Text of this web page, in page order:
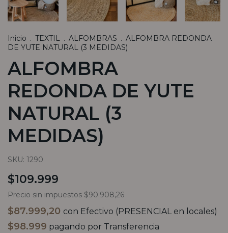
Inicio . TEXTIL . ALFOMBRAS . ALFOMBRA REDONDA
DE YUTE NATURAL (3 MEDIDAS)
ALFOMBRA
REDONDA DE YUTE
NATURAL (3
MEDIDAS)
SKU: 1290
$109.999
Precio sin impuestos $90.908,26
$87.999,20 con Efectivo (PRESENCIAL en locales)
$98.999 pagando por Transferencia